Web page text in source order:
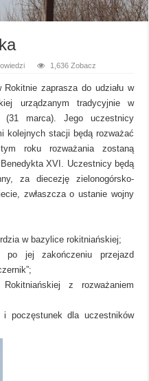
1,636 Zobacz
zaprasza do udziału w
urządzanym tradycyjnie w
(31 marca). Jego uczestnicy
kolejnych stacji będą rozważać
roku rozważania zostaną
XVI. Uczestnicy będą
za diecezję zielonogórsko-
zwłaszcza o ustanie wojny
w bazylice rokitniańskiej;
jej zakończeniu przejazd
z rozważaniem
poczęstunek dla uczestników